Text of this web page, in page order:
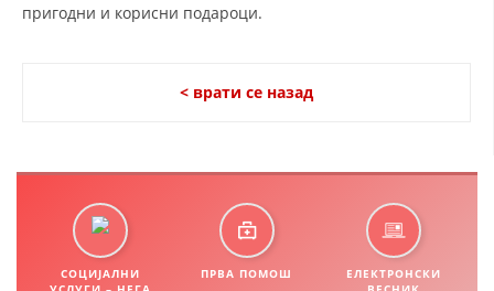
СТАТУТ НА ЦКРМ
СОБРАНИЕ
СТРУКТУРА И ОРГАНИЗАЦИОНА ПОСТАВЕНОСТ
пригодни и корисни подароци.
< врати се назад
СОЦИЈАЛНИ
ПРВА ПОМОШ
ЕЛЕКТРОНСКИ